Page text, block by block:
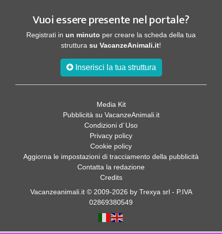
Vuoi essere presente nel portale?
Registrati in un minuto per creare la scheda della tua
struttura su VacanzeAnimali.it!
Inserisci la tua struttura
Media Kit
Pubblicità su VacanzeAnimali.it
Condizioni d´Uso
Privacy policy
Cookie policy
Aggiorna le impostazioni di tracciamento della pubblicità
Contatta la redazione
Credits
Vacanzeanimali.it © 2009-2026 by Trexya srl - P.IVA
02869380549